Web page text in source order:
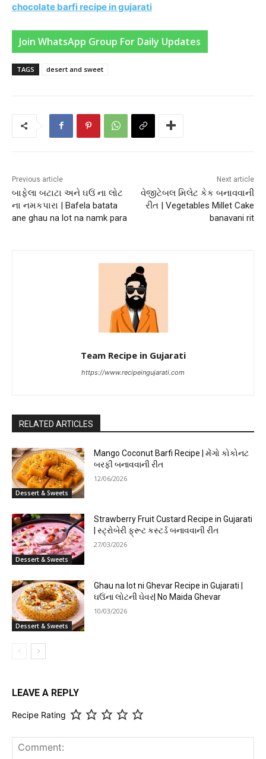
chocolate barfi recipe in gujarati
Join WhatsApp Group For Daily Updates
TAGS desert and sweet
Previous article
બાફેલા બટાટા અને ઘઉં ના લોટ
ના નમકપારા | Bafela batata
ane ghau na lot na namk para
Next article
વેજીટેબલ મિલેટ કેક બનાવવાની
રીત | Vegetables Millet Cake
banavani rit
Team Recipe in Gujarati
https://www.recipeingujarati.com
RELATED ARTICLES
Dessert & Sweets
Mango Coconut Barfi Recipe | મેંગો કોકોનટ
બરફી બનાવવાની રીત
12/06/2026
Dessert & Sweets
Strawberry Fruit Custard Recipe in Gujarati
| સ્ટ્રોબેરી ફ્રૂટ કસ્ટર્ડ બનાવવાની રીત
27/03/2026
Dessert & Sweets
Ghau na lot ni Ghevar Recipe in Gujarati |
ઘઉંના લોટની ઘેવર| No Maida Ghevar
10/03/2026
LEAVE A REPLY
Recipe Rating